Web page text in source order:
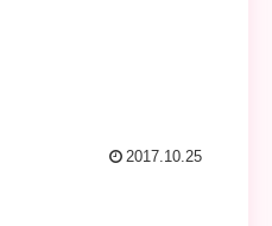
2017.10.25